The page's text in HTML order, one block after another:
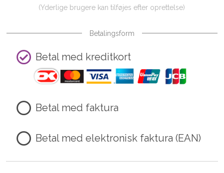
(Yderlige brugere kan tilføjes efter oprettelse)
Betalingsform
Betal med kreditkort
Betal med faktura
Betal med elektronisk faktura (EAN)